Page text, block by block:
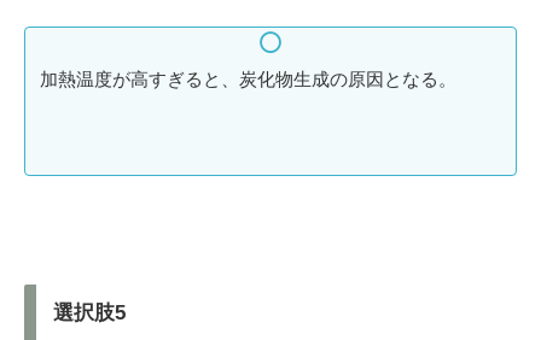
加熱温度が高すぎると、炭化物生成の原因となる。
選択肢5